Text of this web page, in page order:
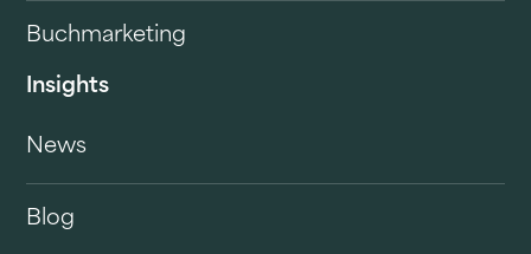
Buchmarketing
Insights
News
Blog